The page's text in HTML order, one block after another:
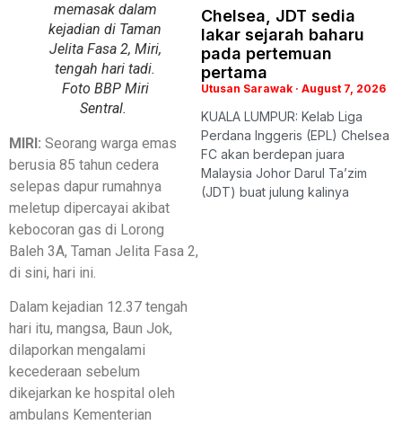
memasak dalam
kejadian di Taman
Jelita Fasa 2, Miri,
tengah hari tadi.
Foto BBP Miri
Sentral.
MIRI: Seorang warga emas
berusia 85 tahun cedera
selepas dapur rumahnya
meletup dipercayai akibat
kebocoran gas di Lorong
Baleh 3A, Taman Jelita Fasa 2,
di sini, hari ini.
Dalam kejadian 12.37 tengah
hari itu, mangsa, Baun Jok,
dilaporkan mengalami
kecederaan sebelum
dikejarkan ke hospital oleh
ambulans Kementerian
Chelsea, JDT sedia
lakar sejarah baharu
pada pertemuan
pertama
Utusan Sarawak August 7, 2026
KUALA LUMPUR: Kelab Liga
Perdana Inggeris (EPL) Chelsea
FC akan berdepan juara
Malaysia Johor Darul Ta’zim
(JDT) buat julung kalinya